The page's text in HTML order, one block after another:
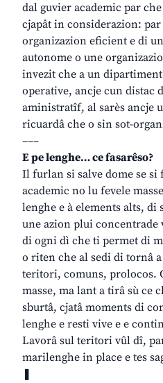
dal guvier academic par
cjapât in considerazion:
organizazion eficient e di
autonome o une
invezit che a un
operative, ancje cun distac
aministratîf, al sarès ancje
ricuardâ che o sin sot-
–––
E pe lenghe… ce fasarêso?
Il furlan si salve dome se si
academic no lu fevele
lenghe e à elements alts, di
une azion plui
di ogni dì che ti permet di
o riten che al sedi di tornâ
teritori, comuns, prolocos.
masse, ma lant a tirâ sù ce
sburtâ, cjatâ moments di
lenghe e resti vive e e
Lavorâ sul teritori vûl dî,
marilenghe in place e tes